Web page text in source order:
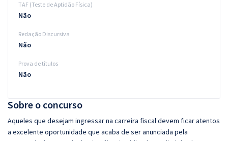
Sobre o concurso
Aqueles que desejam ingressar na carreira fiscal devem ficar atentos
a excelente oportunidade que acaba de ser anunciada pela
TAF (Teste de Aptidão Física)
Não
Redação Discursiva
Não
Prova de títulos
Não